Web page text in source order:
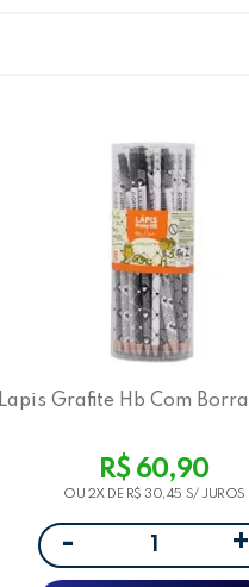
Lapis Grafite Hb Com
R$ 60,90
OU 2X DE R$ 30,45
- +